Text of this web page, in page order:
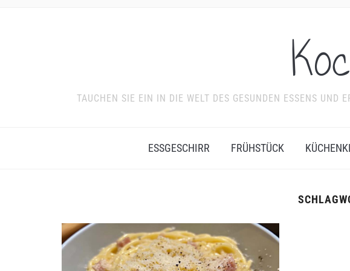
TAUCHEN SIE EIN IN DIE WELT DES GESUNDEN ESSENS UND
ESSGESCHIRR FRÜHSTÜCK